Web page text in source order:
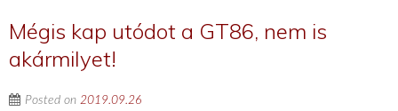
Mégis kap utódot a GT86, nem is
akármilyet!
Posted on 2019.09.26